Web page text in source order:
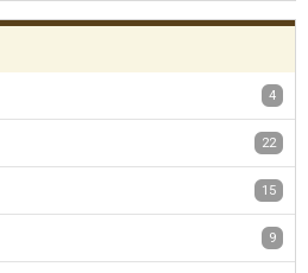
4
22
15
9